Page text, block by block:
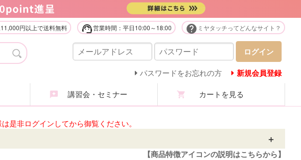
円以上で送料無料 support_agent営業時間：平日10:00～18:00 help ミヤタッチってどんなサイト？
ログイン
パスワードをお忘れの方 新規会員登録
店販用品・化粧品
家庭用美容機器・美顔器・家電
エステユニフォーム
アロマ・マッサージオイル
講習会・セミナー カートを見る
是非ログインしてから御覧ください。
【商品特徴アイコンの説明はこちらから】